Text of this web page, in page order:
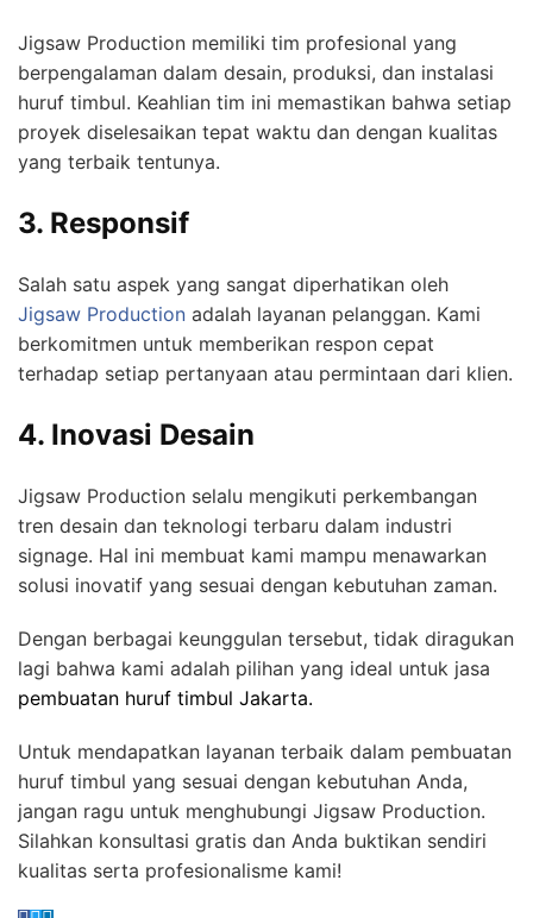
Jigsaw Production memiliki tim profesional yang
berpengalaman dalam desain, produksi, dan instalasi
huruf timbul. Keahlian tim ini memastikan bahwa setiap
proyek diselesaikan tepat waktu dan dengan kualitas
yang terbaik tentunya.
3. Responsif
Salah satu aspek yang sangat diperhatikan oleh
Jigsaw Production adalah layanan pelanggan. Kami
berkomitmen untuk memberikan respon cepat
terhadap setiap pertanyaan atau permintaan dari klien.
4. Inovasi Desain
Jigsaw Production selalu mengikuti perkembangan
tren desain dan teknologi terbaru dalam industri
signage. Hal ini membuat kami mampu menawarkan
solusi inovatif yang sesuai dengan kebutuhan zaman.
Dengan berbagai keunggulan tersebut, tidak diragukan
lagi bahwa kami adalah pilihan yang ideal untuk jasa
pembuatan huruf timbul Jakarta.
Untuk mendapatkan layanan terbaik dalam pembuatan
huruf timbul yang sesuai dengan kebutuhan Anda,
jangan ragu untuk menghubungi Jigsaw Production.
Silahkan konsultasi gratis dan Anda buktikan sendiri
kualitas serta profesionalisme kami!